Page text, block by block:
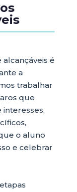
é
a
trabalhar
que
interesses.
o aluno
e celebrar